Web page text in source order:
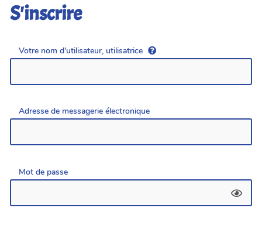
S'inscrire
Votre nom d'utilisateur, utilisatrice
Adresse de messagerie électronique
Mot de passe